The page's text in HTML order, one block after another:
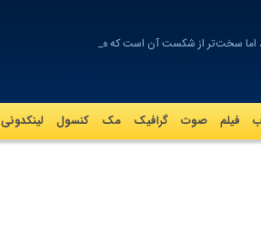
سخت‌تر از شکست آن است که هرگز_
فیلم صوت گرافيک مک کنسول لینکدونی